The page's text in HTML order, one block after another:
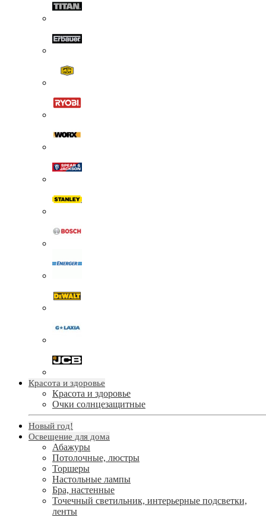
Красота и здоровье
Красота и здоровье
Очки солнцезащитные
Новый год!
Освещение для дома
Абажуры
Потолочные, люстры
Торшеры
Настольные лампы
Бра, настенные
Точечный светильник, интерьерные подсветки,
ленты